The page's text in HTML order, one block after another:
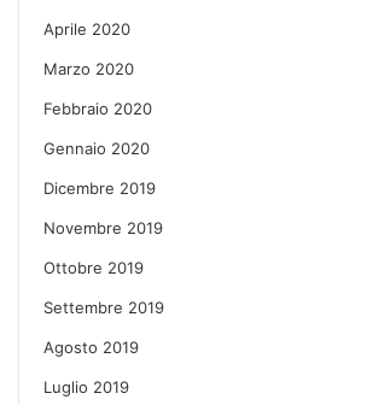
Aprile 2020
Marzo 2020
Febbraio 2020
Gennaio 2020
Dicembre 2019
Novembre 2019
Ottobre 2019
Settembre 2019
Agosto 2019
Luglio 2019